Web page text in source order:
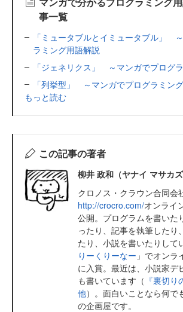
事一覧
「ミュータブルとイミュータブル」
ラミング用語解説
「ジェネリクス」 ～マンガでプログ
「列挙型」 ～マンガでプログラミン
もっと読む
この記事の著者
柳井 政和（ヤナイ マサカズ
クロノス・クラウン合同会
http://crocro.com/オンライ
公開。プログラムを書いた
ったり、記事を執筆したり
たり、小説を書いたりして
りーくりーなー 」でオンラ
に入賞。最近は、小説家デ
も書いています（ 『裏切り
他）。面白いことなら何で
の企画屋です。